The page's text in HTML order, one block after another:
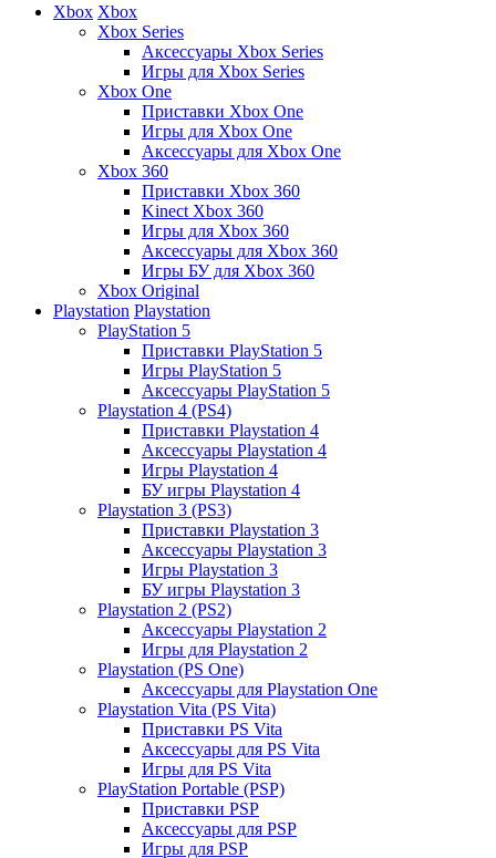
Xbox Xbox
Xbox Series
Аксессуары Xbox Series
Игры для Xbox Series
Xbox One
Приставки Xbox One
Игры для Xbox One
Аксессуары для Xbox One
Xbox 360
Приставки Xbox 360
Kinect Xbox 360
Игры для Xbox 360
Аксессуары для Xbox 360
Игры БУ для Xbox 360
Xbox Original
Playstation Playstation
PlayStation 5
Приставки PlayStation 5
Игры PlayStation 5
Аксессуары PlayStation 5
Playstation 4 (PS4)
Приставки Playstation 4
Аксессуары Playstation 4
Игры Playstation 4
БУ игры Playstation 4
Playstation 3 (PS3)
Приставки Playstation 3
Аксессуары Playstation 3
Игры Playstation 3
БУ игры Playstation 3
Playstation 2 (PS2)
Аксессуары Playstation 2
Игры для Playstation 2
Playstation (PS One)
Аксессуары для Playstation One
Playstation Vita (PS Vita)
Приставки PS Vita
Аксессуары для PS Vita
Игры для PS Vita
PlayStation Portable (PSP)
Приставки PSP
Аксессуары для PSP
Игры для PSP